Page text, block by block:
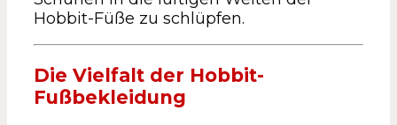
Hobbit-Füße zu schlüpfen.
Die Vielfalt der Hobbit-
Fußbekleidung